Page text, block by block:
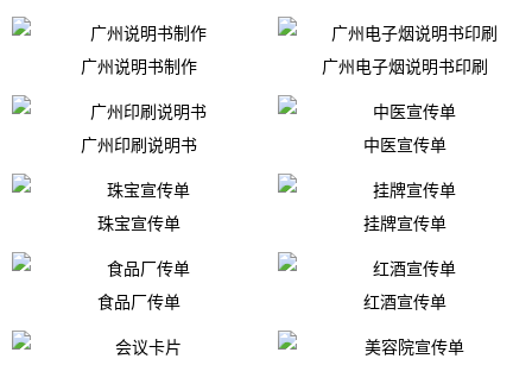
广州说明书制作 广州电子烟说明书印刷
广州印刷说明书 中医宣传单
珠宝宣传单 挂牌宣传单
食品厂传单 红酒宣传单